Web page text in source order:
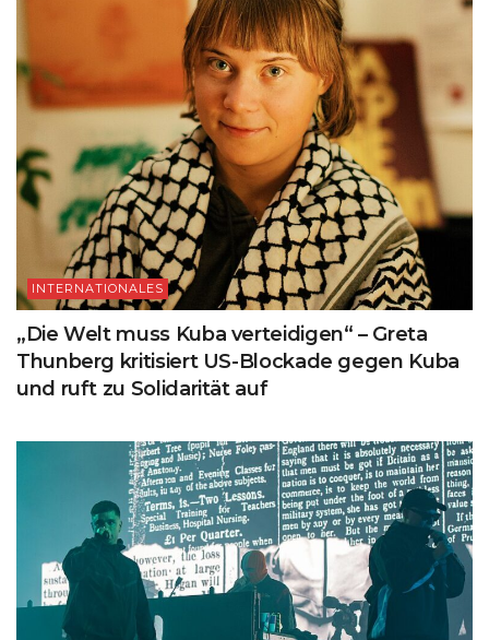
INTERNATIONALES
„Die Welt muss Kuba verteidigen“ – Greta
Thunberg kritisiert US-Blockade gegen Kuba
und ruft zu Solidarität auf